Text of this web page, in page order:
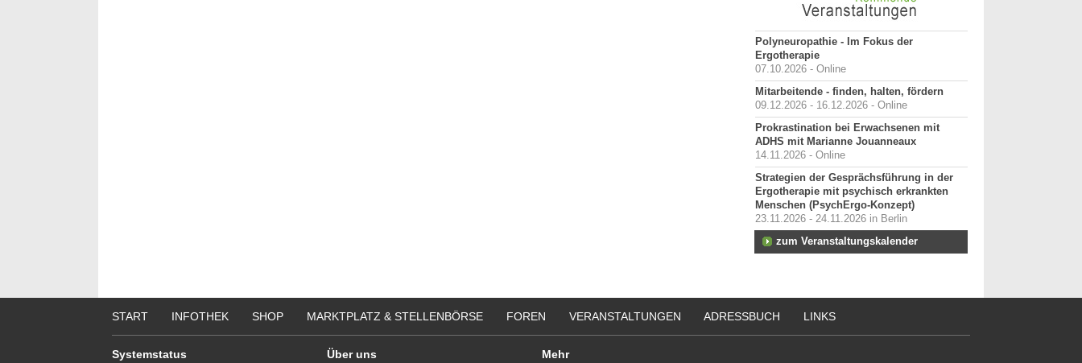
Polyneuropathie - Im Fokus der
Ergotherapie
07.10.2026 - Online
Mitarbeitende - finden, halten, fördern
09.12.2026 - 16.12.2026 - Online
Prokrastination bei Erwachsenen mit
ADHS mit Marianne Jouanneaux
14.11.2026 - Online
Strategien der Gesprächsführung in der
Ergotherapie mit psychisch erkrankten
Menschen (PsychErgo-Konzept)
23.11.2026 - 24.11.2026 in Berlin
zum Veranstaltungskalender
START INFOTHEK SHOP MARKTPLATZ & STELLENBÖRSE FOREN VERANSTALTUNGEN ADRESSBUCH LINKS
Systemstatus Über uns Mehr